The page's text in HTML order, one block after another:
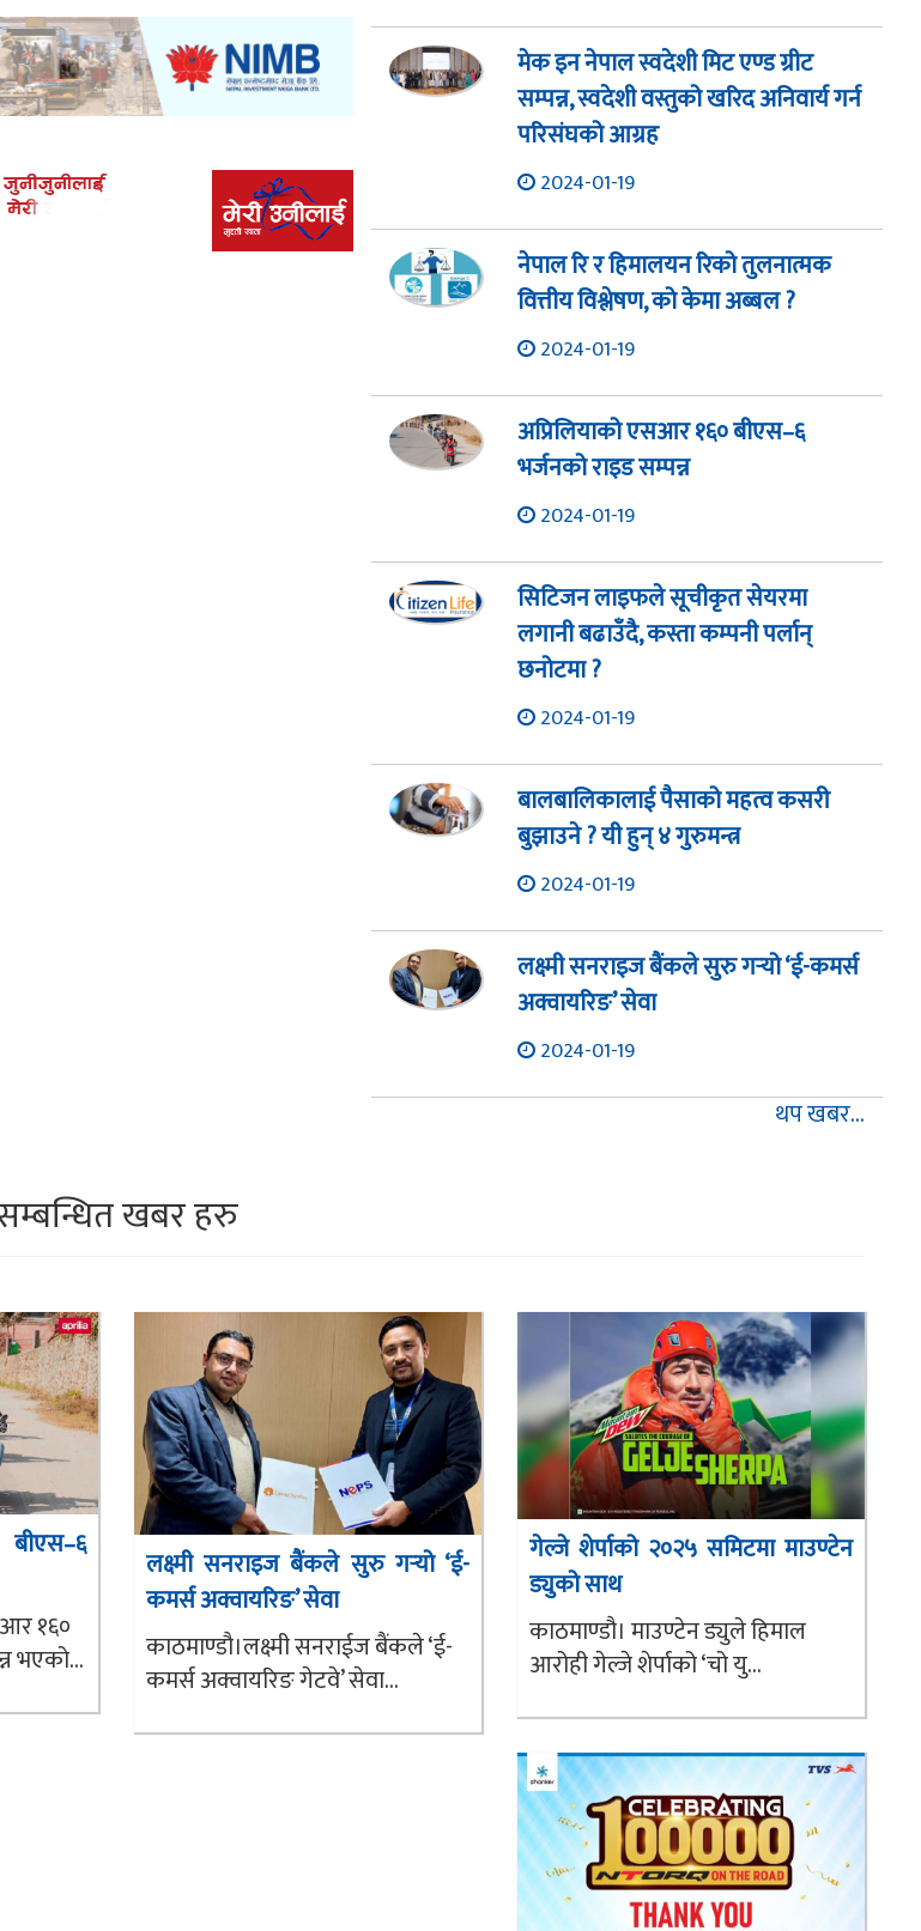
मेक इन नेपाल स्वदेशी मिट एण्ड ग्रीट
सम्पन्न, स्वदेशी वस्तुको खरिद अनिवार्य गर्न
परिसंघको आग्रह
2024-01-19
नेपाल रि र हिमालयन रिको तुलनात्मक
वित्तीय विश्लेषण, को केमा अब्बल ?
2024-01-19
अप्रिलियाको एसआर १६० बीएस–६
भर्जनको राइड सम्पन्न
2024-01-19
सिटिजन लाइफले सूचीकृत सेयरमा
लगानी बढाउँदै, कस्ता कम्पनी पर्लान्
छनोटमा ?
2024-01-19
बालबालिकालाई पैसाको महत्व कसरी
बुझाउने ? यी हुन् ४ गुरुमन्त्र
2024-01-19
लक्ष्मी सनराइज बैंकले सुरु गर्‍यो ‘ई-कमर्स
अक्वायरिङ’ सेवा
2024-01-19
थप खबर...
खबर हरु
१६०
भएको...
लक्ष्मी सनराइज बैंकले सुरु गर्‍यो ‘ई-
कमर्स अक्वायरिङ’ सेवा
काठमाण्डौ।लक्ष्मी सनराईज बैंकले ‘ई-
कमर्स अक्वायरिङ गेटवे’ सेवा...
गेल्जे शेर्पाको २०२५ समिटमा माउण्टेन
ड्युको साथ
काठमाण्डौ। माउण्टेन ड्युले हिमाल
आरोही गेल्जे शेर्पाको ‘चो यु...